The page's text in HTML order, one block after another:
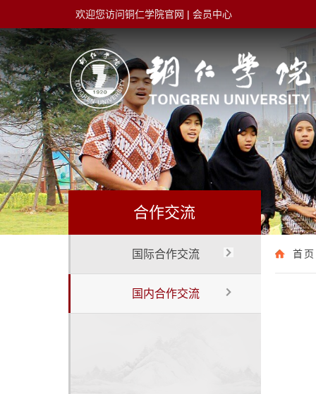
欢迎您访问铜仁学院官网 | 会员中心
合作交流
国际合作交流
国内合作交流
首页